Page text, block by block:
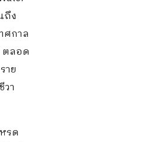
ถึง
ศกาล
ตลอด
าย
า
รด